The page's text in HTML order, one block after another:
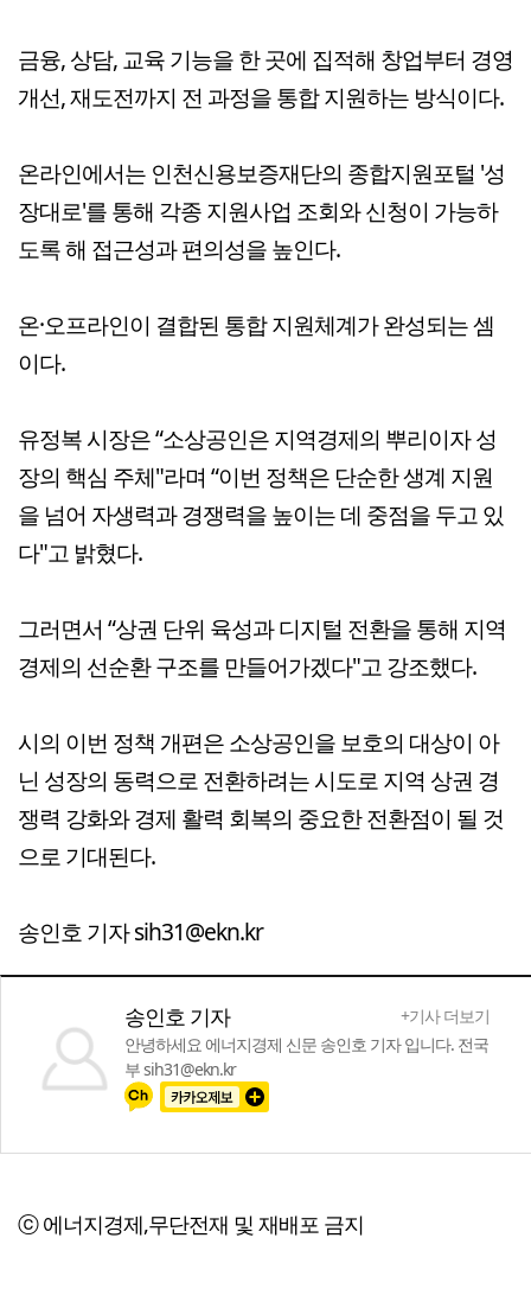
금융, 상담, 교육 기능을 한 곳에 집적해 창업부터 경영
개선, 재도전까지 전 과정을 통합 지원하는 방식이다.
온라인에서는 인천신용보증재단의 종합지원포털 '성
장대로'를 통해 각종 지원사업 조회와 신청이 가능하
도록 해 접근성과 편의성을 높인다.
온·오프라인이 결합된 통합 지원체계가 완성되는 셈
이다.
유정복 시장은 “소상공인은 지역경제의 뿌리이자 성
장의 핵심 주체"라며 “이번 정책은 단순한 생계 지원
을 넘어 자생력과 경쟁력을 높이는 데 중점을 두고 있
다"고 밝혔다.
그러면서 “상권 단위 육성과 디지털 전환을 통해 지역
경제의 선순환 구조를 만들어가겠다"고 강조했다.
시의 이번 정책 개편은 소상공인을 보호의 대상이 아
닌 성장의 동력으로 전환하려는 시도로 지역 상권 경
쟁력 강화와 경제 활력 회복의 중요한 전환점이 될 것
으로 기대된다.
송인호 기자 sih31@ekn.kr
송인호 기자
+기사 더보기
안녕하세요 에너지경제 신문 송인호 기자 입니다. 전국
부 sih31@ekn.kr
ⓒ 에너지경제,무단전재 및 재배포 금지